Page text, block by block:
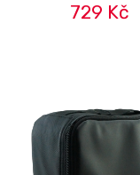
729 Kč